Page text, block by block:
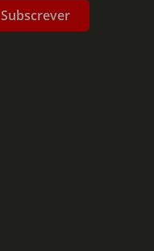
Subscrever